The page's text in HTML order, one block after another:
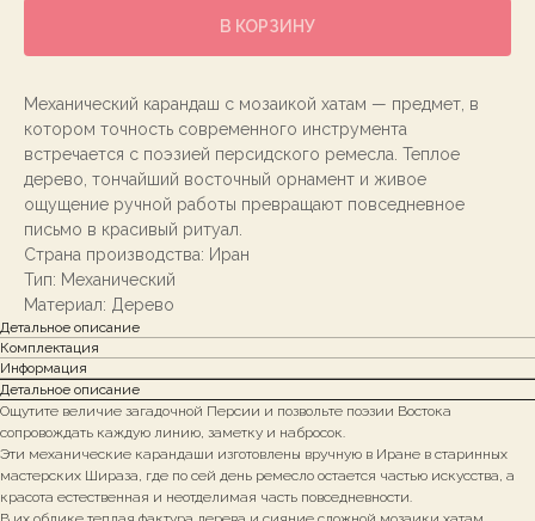
В КОРЗИНУ
Механический карандаш с мозаикой хатам — предмет, в
котором точность современного инструмента
встречается с поэзией персидского ремесла. Теплое
дерево, тончайший восточный орнамент и живое
ощущение ручной работы превращают повседневное
письмо в красивый ритуал.
Страна производства: Иран
Тип: Механический
Материал: Дерево
Детальное описание
Комплектация
Информация
Детальное описание
Ощутите величие загадочной Персии и позвольте поэзии Востока
сопровождать каждую линию, заметку и набросок.
Эти механические карандаши изготовлены вручную в Иране в старинных
мастерских Шираза, где по сей день ремесло остается частью искусства, а
красота естественная и неотделимая часть повседневности.